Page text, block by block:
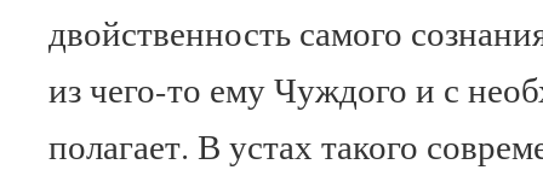
двойственность самого
из чего-то ему Чуждого и с
полагает. В устах такого